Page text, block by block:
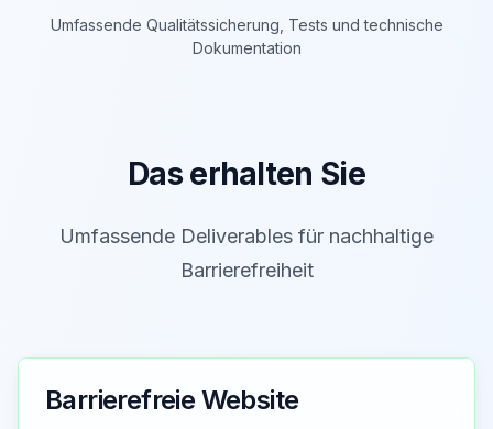
Umfassende Qualitätssicherung, Tests und technische
Dokumentation
Das erhalten Sie
Umfassende Deliverables für nachhaltige
Barrierefreiheit
Barrierefreie Website